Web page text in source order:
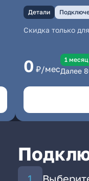
Детали
Скидка только
0 ₽/мес
1
Далее